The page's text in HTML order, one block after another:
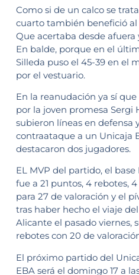
Como si de un calco se
cuarto también benefició al
Que acertaba desde afuera
En balde, porque en el
Silleda puso el 45-39 en el
por el vestuario.
En la reanudación ya sí
por la joven promesa Sergi
subieron líneas en defensa
contraataque a un Unicaja
destacaron dos jugadores.
EL MVP del partido, el
fue a 21 puntos, 4 rebotes,
para 27 de valoración y el
tras haber hecho el viaje
Alicante el pasado viernes,
rebotes con 20 de
El próximo partido del
EBA será el domingo 17 a